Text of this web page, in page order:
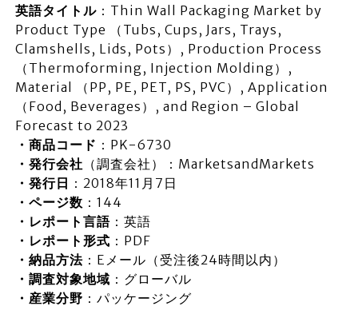
英語タイトル：Thin Wall Packaging Market by
Product Type （Tubs, Cups, Jars, Trays,
Clamshells, Lids, Pots）, Production Process
（Thermoforming, Injection Molding）,
Material （PP, PE, PET, PS, PVC）, Application
（Food, Beverages）, and Region – Global
Forecast to 2023
・商品コード ：PK-6730
・発行会社 （調査会社）：MarketsandMarkets
・発行日 ：2018年11月7日
・ページ数 ：144
・レポート言語：英語
・レポート形式 ：PDF
・納品方法：Eメール（受注後24時間以内）
・調査対象地域 ：グローバル
・産業分野 ：パッケージング